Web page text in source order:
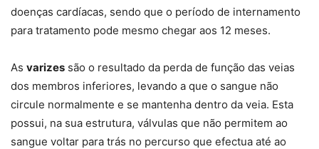
doenças cardíacas, sendo que o período de internamento
para tratamento pode mesmo chegar aos 12 meses.
As varizes são o resultado da perda de função das veias
dos membros inferiores, levando a que o sangue não
circule normalmente e se mantenha dentro da veia. Esta
possui, na sua estrutura, válvulas que não permitem ao
sangue voltar para trás no percurso que efectua até ao